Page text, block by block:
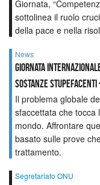
Giornata,
sottolinea il ruolo
della pace e nella
News
Giornata
Sostanze Stupefacenti
Il problema globale
sfaccettata che tocca
mondo. Affrontare
basato sulle prove
trattamento.
Segretariato ONU